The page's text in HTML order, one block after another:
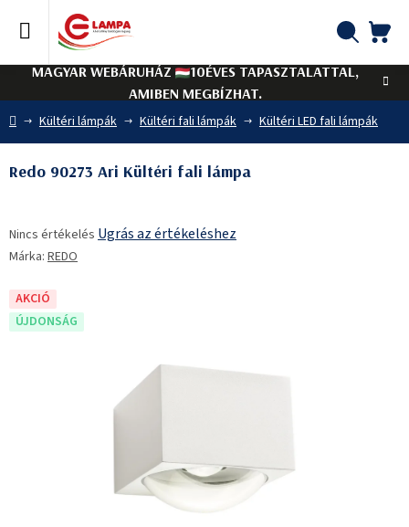
tartalomhoz
MAGYAR WEBÁRUHÁZ
10ÉVES TAPASZTALATTAL,
AMIBEN MEGBÍZHAT.
Kezdőlap
Kültéri lámpák Kültéri fali lámpák Kültéri LED fali lámpák
Redo 90273 Ari Kültéri fali lámpa
termék
átlagos
5-
ből
Nincs értékelés Ugrás az értékeléshez
Márka: REDO
AKCIÓ
ÚJDONSÁG